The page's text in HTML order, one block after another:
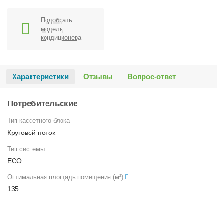
Подобрать
модель
кондиционера
Характеристики Отзывы Вопрос-ответ
Потребительские
Тип кассетного блока
Круговой поток
Тип системы
ECO
Оптимальная площадь помещения (м²)
135